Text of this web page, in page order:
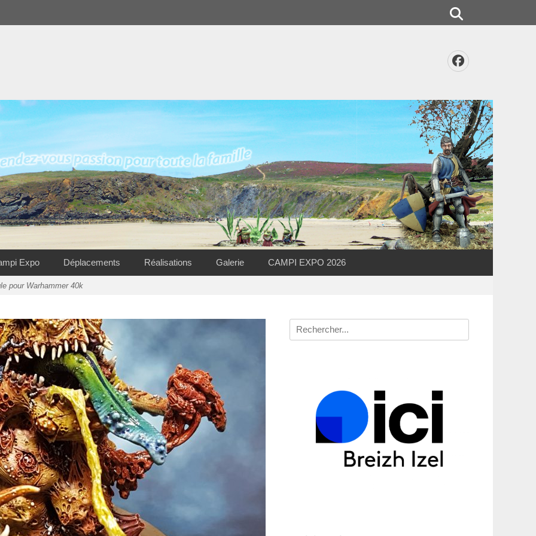
Facebook
Expo Déplacements Réalisations Galerie CAMPI EXPO 2026
pour Warhammer 40k
Recherche
pour